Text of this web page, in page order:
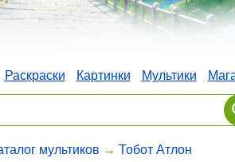
Раскраски Картинки Мультики
мультиков → Тобот Атлон